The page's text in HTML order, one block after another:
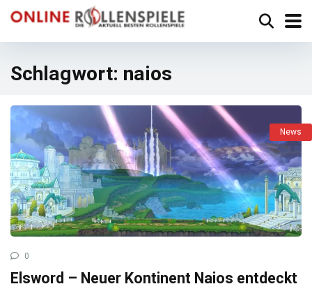
Schlagwort: naios
News
0
Elsword – Neuer Kontinent Naios entdeckt